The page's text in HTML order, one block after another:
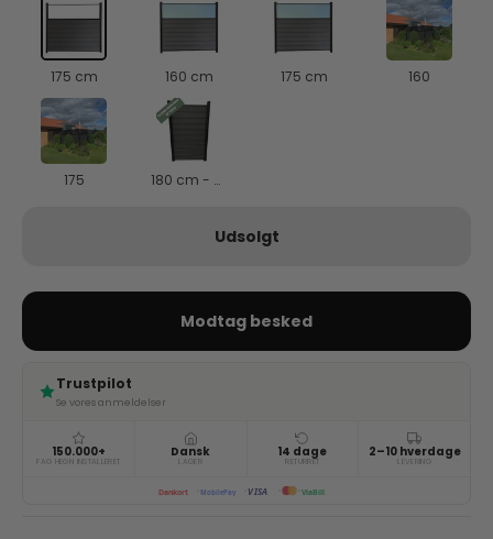
175 cm 160 cm 175 cm 160
175 180 cm - B: 95 cm
Udsolgt
Modtag besked
Trustpilot
Se vores anmeldelser
150.000+
FAG HEGN INSTALLERET
Dansk
LAGER
14 dage
RETURRET
2–10 hverdage
LEVERING
Dankort MobilePay VISA ViaBill